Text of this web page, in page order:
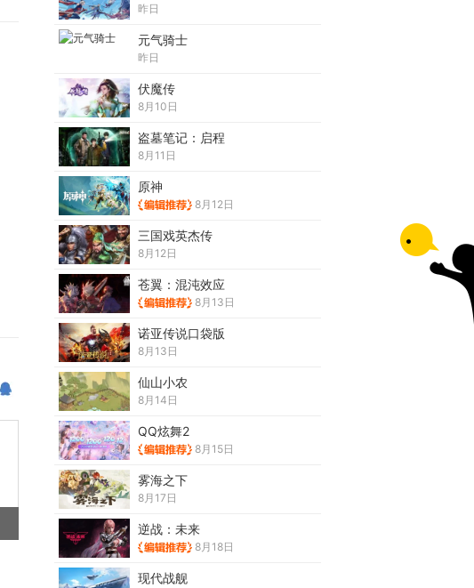
昨日
元气骑士
昨日
伏魔传
8月10日
盗墓笔记：启程
8月11日
原神
8月12日
三国戏英杰传
8月12日
苍翼：混沌效应
8月13日
诺亚传说口袋版
8月13日
仙山小农
8月14日
QQ炫舞2
8月15日
雾海之下
8月17日
逆战：未来
8月18日
现代战舰